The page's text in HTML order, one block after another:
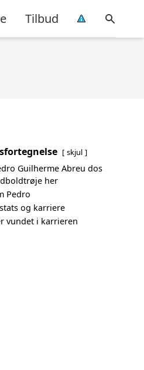
Tilbud
skjul
Guilherme Abreu dos
her
Pedro
og karriere
vundet i karrieren